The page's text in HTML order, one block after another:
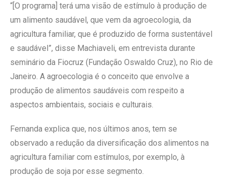
“[O programa] terá uma visão de estímulo à produção de
um alimento saudável, que vem da agroecologia, da
agricultura familiar, que é produzido de forma sustentável
e saudável”, disse Machiaveli, em entrevista durante
seminário da Fiocruz (Fundação Oswaldo Cruz), no Rio de
Janeiro. A agroecologia é o conceito que envolve a
produção de alimentos saudáveis com respeito a
aspectos ambientais, sociais e culturais.
Fernanda explica que, nos últimos anos, tem se
observado a redução da diversificação dos alimentos na
agricultura familiar com estímulos, por exemplo, à
produção de soja por esse segmento.